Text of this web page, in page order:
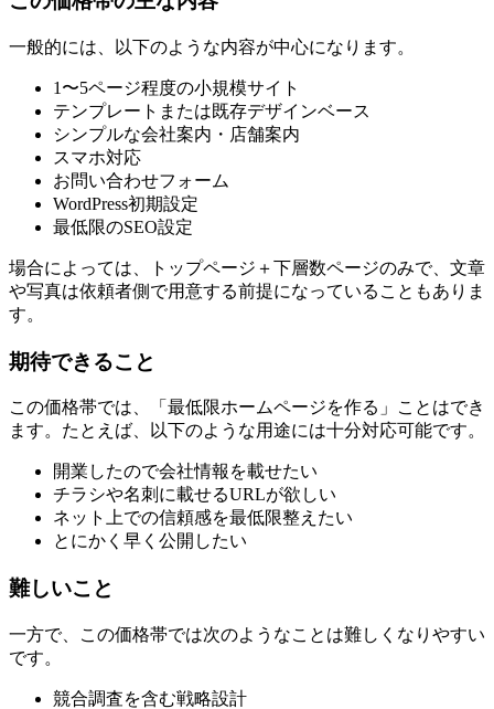
一般的には、以下のような内容が中心になります。
1〜5ページ程度の小規模サイト
テンプレートまたは既存デザインベース
シンプルな会社案内・店舗案内
スマホ対応
お問い合わせフォーム
WordPress初期設定
最低限のSEO設定
場合によっては、トップページ＋下層数ページのみで、文章
や写真は依頼者側で用意する前提になっていることもありま
す。
期待できること
この価格帯では、「最低限ホームページを作る」ことはでき
ます。たとえば、以下のような用途には十分対応可能です。
開業したので会社情報を載せたい
チラシや名刺に載せるURLが欲しい
ネット上での信頼感を最低限整えたい
とにかく早く公開したい
難しいこと
一方で、この価格帯では次のようなことは難しくなりやすい
です。
競合調査を含む戦略設計